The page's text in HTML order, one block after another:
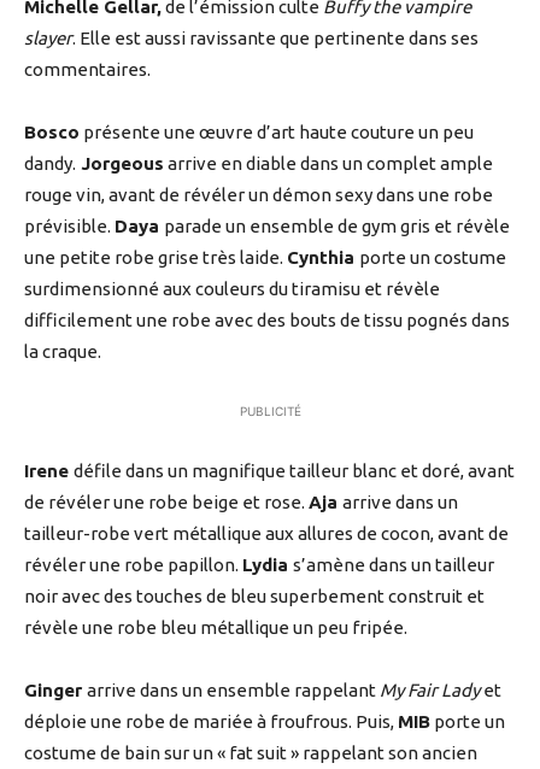
Michelle Gellar,de l’émission culte Buffy the vampire
slayer. Elle est aussi ravissante que pertinente dans ses
commentaires.
Bosco présente une œuvre d’art haute couture un peu
dandy. Jorgeous arrive en diable dans un complet ample
rouge vin, avant de révéler un démon sexy dans une robe
prévisible. Daya parade un ensemble de gym gris et révèle
une petite robe grise très laide. Cynthia porte un costume
surdimensionné aux couleurs du tiramisu et révèle
difficilement une robe avec des bouts de tissu pognés dans
la craque.
PUBLICITÉ
Irene défile dans un magnifique tailleur blanc et doré, avant
de révéler une robe beige et rose. Aja arrive dans un
tailleur-robe vert métallique aux allures de cocon, avant de
révéler une robe papillon. Lydia s’amène dans un tailleur
noir avec des touches de bleu superbement construit et
révèle une robe bleu métallique un peu fripée.
Ginger arrive dans un ensemble rappelant My Fair Ladyet
déploie une robe de mariée à froufrous. Puis, MIB porte un
costume de bain sur un « fat suit » rappelant son ancien